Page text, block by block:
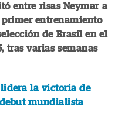
entre risas Neymar a
primer entrenamiento
de Brasil en el
tras varias semanas
la victoria de
mundialista